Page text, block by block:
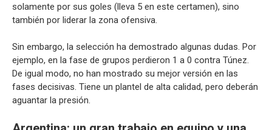
solamente por sus goles (lleva 5 en este certamen), sino
también por liderar la zona ofensiva.
Sin embargo, la selección ha demostrado algunas dudas. Por
ejemplo, en la fase de grupos perdieron 1 a 0 contra Túnez.
De igual modo, no han mostrado su mejor versión en las
fases decisivas. Tiene un plantel de alta calidad, pero deberán
aguantar la presión.